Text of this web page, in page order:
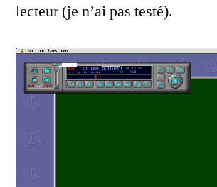
lecteur (je n’ai pas testé).